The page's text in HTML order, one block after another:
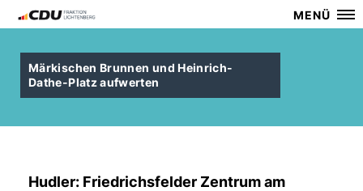
MENÜ
Märkischen Brunnen und Heinrich-
Dathe-Platz aufwerten
Hudler: Friedrichsfelder Zentrum am